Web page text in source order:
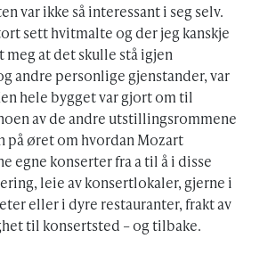
var ikke så interessant i seg selv.
sett hvitmalte og der jeg kanskje
at det skulle stå igjen
andre personlige gjenstander, var
hele bygget var gjort om til
av de andre utstillingsrommene
på øret om hvordan Mozart
egne konserter fra a til å i disse
leie av konsertlokaler, gjerne i
eller i dyre restauranter, frakt av
til konsertsted – og tilbake.